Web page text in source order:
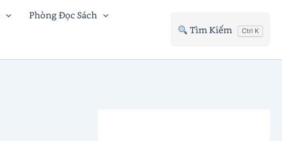
Phòng Đọc Sách
Tìm Kiếm Ctrl K